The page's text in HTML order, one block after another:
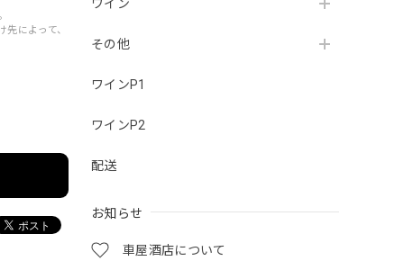
ワイン
その他
ワインP1
ワインP2
配送
お知らせ
車屋酒店について
によって、